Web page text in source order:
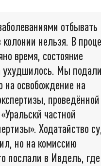
отбывать
колонии нельзя. В
время, состояние
ухудшилось. Мы подали
на освобождение на
проведённой
частной
Ходатайство
но на комиссию
послали в Ивдель,